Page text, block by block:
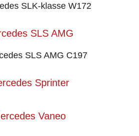
SLK-klasse W172
SLS AMG
SLS AMG C197
Sprinter
Vaneo